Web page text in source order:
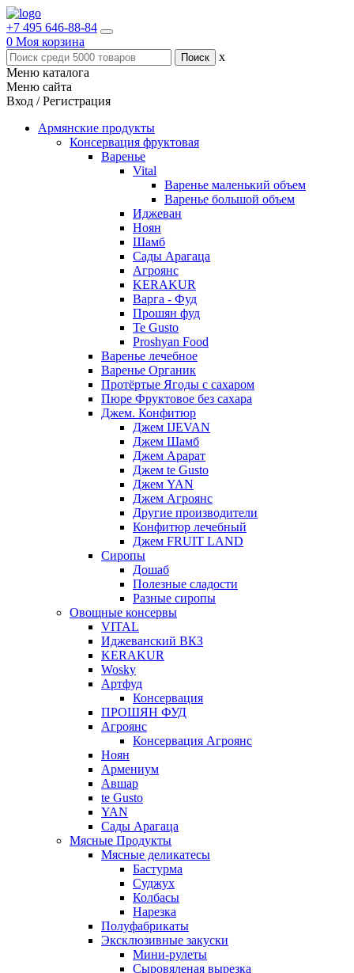
+7 495 646-88-84
0 Моя корзина
x
Меню каталога
Меню сайта
Вход / Регистрация
Армянские продукты
Консервация фруктовая
Варенье
Vital
Варенье маленький объем
Варенье большой объем
Иджеван
Ноян
Шамб
Сады Арагаца
Агроянс
KERAKUR
Варга - Фуд
Прошян фуд
Te Gusto
Proshyan Food
Варенье лечебное
Варенье Органик
Протёртые Ягоды с сахаром
Пюре Фруктовое без сахара
Джем. Конфитюр
Джем IJEVAN
Джем Шамб
Джем Арарат
Джем te Gusto
Джем YAN
Джем Агроянс
Другие производители
Конфитюр лечебный
Джем FRUIT LAND
Сиропы
Дошаб
Полезные сладости
Разные сиропы
Овощные консервы
VITAL
Иджеванский ВКЗ
KERAKUR
Wosky
Артфуд
Консервация
ПРОШЯН ФУД
Агроянс
Консервация Агроянс
Ноян
Армениум
Авшар
te Gusto
YAN
Сады Арагаца
Мясные Продукты
Мясные деликатесы
Бастурма
Суджух
Колбасы
Нарезка
Полуфабрикаты
Эксклюзивные закуски
Мини-рулеты
Сыровяленая вырезка